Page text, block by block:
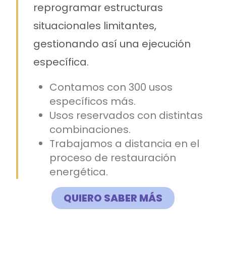
reprogramar estructuras
situacionales limitantes,
gestionando así una ejecución
específica.
Contamos con 300 usos
específicos más.
Usos reservados con distintas
combinaciones.
Trabajamos a distancia en el
proceso de restauración
energética.
QUIERO SABER MÁS